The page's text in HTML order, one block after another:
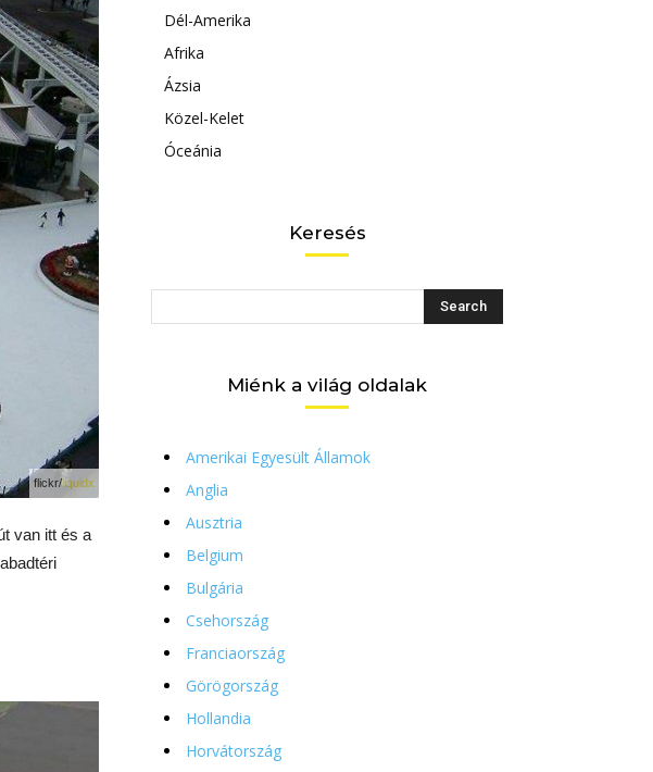
flickr/liquidx
van itt és a
Dél-Amerika
Afrika
Ázsia
Közel-Kelet
Óceánia
Keresés
Miénk a világ oldalak
Amerikai Egyesült Államok
Anglia
Ausztria
Belgium
Bulgária
Csehország
Franciaország
Görögország
Hollandia
Horvátország